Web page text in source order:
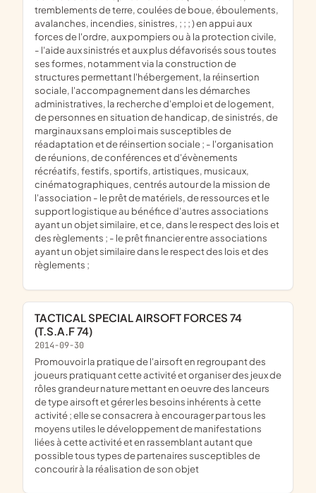
tremblements de terre, coulées de boue, éboulements,
avalanches, incendies, sinistres, ; ; ; ) en appui aux
forces de l'ordre, aux pompiers ou à la protection civile,
- l'aide aux sinistrés et aux plus défavorisés sous toutes
ses formes, notamment via la construction de
structures permettant l'hébergement, la réinsertion
sociale, l'accompagnement dans les démarches
administratives, la recherche d'emploi et de logement,
de personnes en situation de handicap, de sinistrés, de
marginaux sans emploi mais susceptibles de
réadaptation et de réinsertion sociale ; - l'organisation
de réunions, de conférences et d'évènements
récréatifs, festifs, sportifs, artistiques, musicaux,
cinématographiques, centrés autour de la mission de
l'association - le prêt de matériels, de ressources et le
support logistique au bénéfice d'autres associations
ayant un objet similaire, et ce, dans le respect des lois et
des règlements ; - le prêt financier entre associations
ayant un objet similaire dans le respect des lois et des
règlements ;
TACTICAL SPECIAL AIRSOFT FORCES 74
(T.S.A.F 74)
2014-09-30
promouvoir la pratique de l'airsoft en regroupant des
joueurs pratiquant cette activité et organiser des jeux de
rôles grandeur nature mettant en oeuvre des lanceurs
de type airsoft et gérer les besoins inhérents à cette
activité ; elle se consacrera à encourager par tous les
moyens utiles le développement de manifestations
liées à cette activité et en rassemblant autant que
possible tous types de partenaires susceptibles de
concourir à la réalisation de son objet